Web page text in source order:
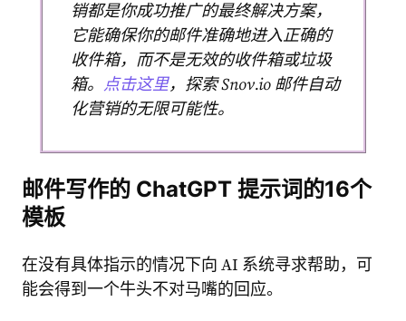
销都是你成功推广的最终解决方案，
它能确保你的邮件准确地进入正确的
收件箱，而不是无效的收件箱或垃圾
箱。 点击这里，探索 Snov.io 邮件自动
化营销的无限可能性。
邮件写作的 ChatGPT 提示词的16个
模板
在没有具体指示的情况下向 AI 系统寻求帮助，可
能会得到一个牛头不对马嘴的回应。